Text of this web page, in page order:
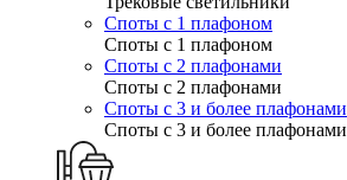
Споты с 1 плафоном
Споты с 1 плафоном
Споты с 2 плафонами
Споты с 2 плафонами
Споты с 3 и более плафонами
Споты с 3 и более плафонами